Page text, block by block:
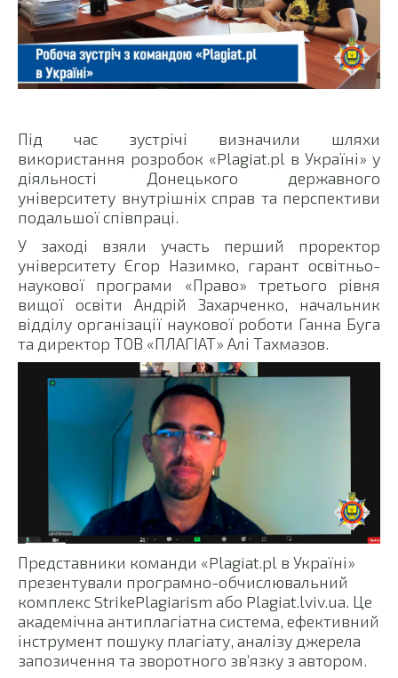
Під час зустрічі визначили шляхи
використання розробок «Plagiat.pl в Україні» у
діяльності Донецького державного
університету внутрішніх справ та перспективи
подальшої співпраці.
У заході взяли участь перший проректор
університету Єгор Назимко, гарант освітньо-
наукової програми «Право» третього рівня
вищої освіти Андрій Захарченко, начальник
відділу організації наукової роботи Ганна Буга
та директор ТОВ «ПЛАГІАТ» Алі Тахмазов.
Представники команди «Plagiat.pl в Україні»
презентували програмно-обчислювальний
комплекс StrikePlagiarism або Plagiat.lviv.ua. Це
академічна антиплагіатна система, ефективний
інструмент пошуку плагіату, аналізу джерела
запозичення та зворотного зв’язку з автором.